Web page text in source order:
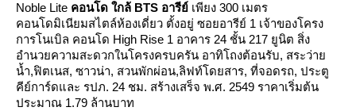
Noble Lite คอนโด ใกล้ BTS อารีย์ เพียง 300 เมตร
คอนโดมิเนียมสไตล์ห้องเดี่ยว ตั้งอยู่ ซอยอารีย์ 1 เจ้าของโครง
การโนเบิล คอนโด High Rise 1 อาคาร 24 ชั้น 217 ยูนิต สิ่ง
อำนวยความสะดวกในโครงครบครัน อาทิโถงต้อนรับ, สระว่า
น้ำ,ฟิตเนส, ซาวน่า, สวนพักผ่อน,ลิฟท์โดยสาร, ที่จอดรถ, ประตู
คีย์การ์ดและ รปภ. 24 ชม. สร้างเสร็จ พ.ศ. 2549 ราคาเริ่มต้น
ประมาณ 1.79 ล้านบาท